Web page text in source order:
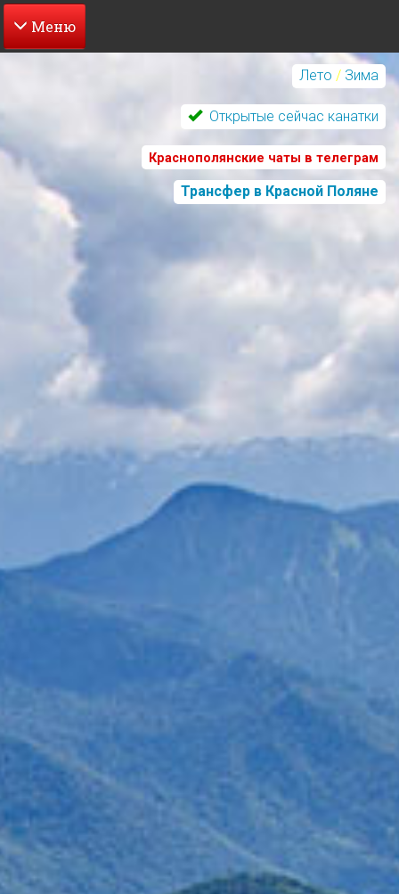
Перейти
содержанию
Лето / Зима
Открытые сейчас канатки
Краснополянские чаты в телеграм
Трансфер в Красной Поляне